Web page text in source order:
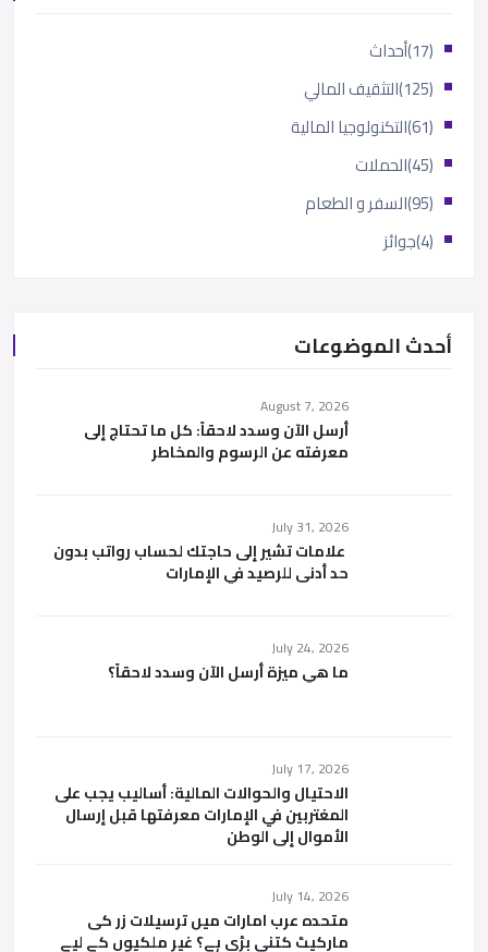
أحداث
(17)
التثقيف المالي
(125)
التكنولوجيا المالية
(61)
الحملات
(45)
السفر و الطعام
(95)
جوائز (4)
أحدث الموضوعات
August 7, 2026
أرسل الآن وسدد لاحقاً: كل ما تحتاج إلى
معرفته عن الرسوم والمخاطر
July 31, 2026
علامات تشير إلى حاجتك لحساب رواتب بدون
حد أدنى للرصيد في الإمارات
July 24, 2026
ما هي ميزة أرسل الآن وسدد لاحقاً؟
July 17, 2026
الاحتيال والحوالات المالية: أساليب يجب على
المغتربين في الإمارات معرفتها قبل إرسال
الأموال إلى الوطن
July 14, 2026
متحدہ عرب امارات میں ترسیلات زر کی
مارکیٹ کتنی بڑی ہے؟ غیر ملکیوں کے لیے